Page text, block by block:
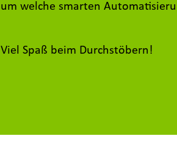
um welche smarten
Viel Spaß beim Durchstöbern!